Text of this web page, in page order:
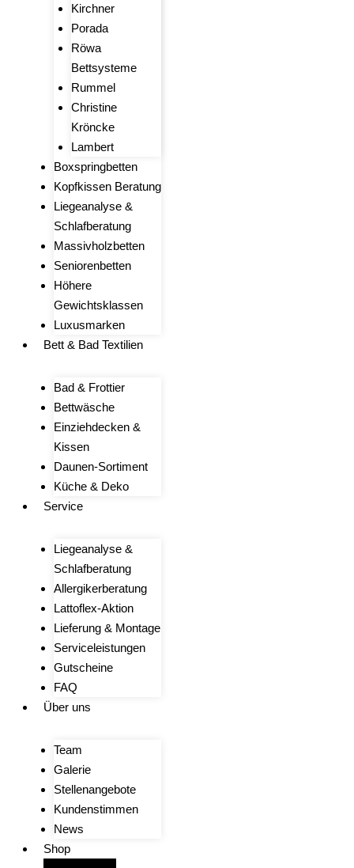
Kirchner
Porada
Röwa
Bettsysteme
Rummel
Christine
Kröncke
Lambert
Boxspringbetten
Kopfkissen Beratung
Liegeanalyse &
Schlafberatung
Massivholzbetten
Seniorenbetten
Höhere
Gewichtsklassen
Luxusmarken
Bett & Bad Textilien
Bad & Frottier
Bettwäsche
Einziehdecken &
Kissen
Daunen-Sortiment
Küche & Deko
Service
Liegeanalyse &
Schlafberatung
Allergikerberatung
Lattoflex-Aktion
Lieferung & Montage
Serviceleistungen
Gutscheine
FAQ
Über uns
Team
Galerie
Stellenangebote
Kundenstimmen
News
Shop